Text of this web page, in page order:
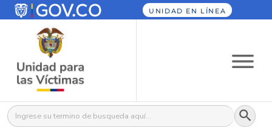
UNIDAD EN LÍNEA
Buscar: Botón